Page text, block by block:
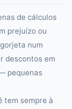
de cálculos
prejuízo ou
num
descontos em
pequenas
tem sempre à